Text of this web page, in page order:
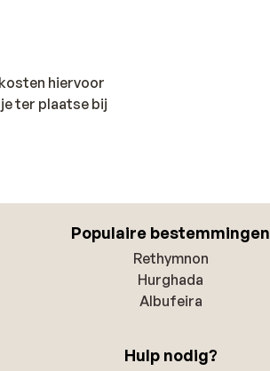
hiervoor
ter plaatse bij
Populaire bestemmingen
Rethymnon
Hurghada
Albufeira
Hulp nodig?